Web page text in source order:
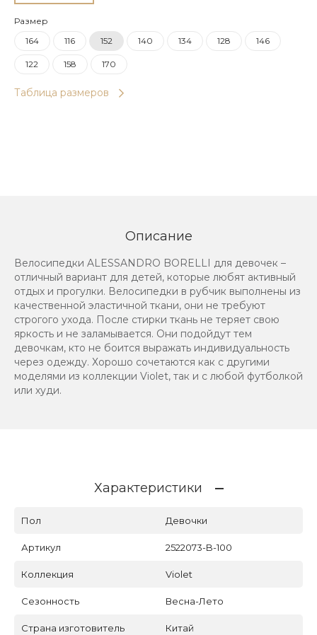
Размер
164
116 152 140 134 128 146
122 158 170
Таблица размеров
Описание
Велосипедки ALESSANDRO BORELLI для девочек –
отличный вариант для детей, которые любят активный
отдых и прогулки. Велосипедки в рубчик выполнены из
качественной эластичной ткани, они не требуют
строгого ухода. После стирки ткань не теряет свою
яркость и не заламывается. Они подойдут тем
девочкам, кто не боится выражать индивидуальность
через одежду. Хорошо сочетаются как с другими
моделями из коллекции Violet, так и с любой футболкой
или худи.
Характеристики
Пол Девочки
Артикул 2522073-B-100
Коллекция Violet
Сезонность Весна-Лето
Страна изготовитель Китай